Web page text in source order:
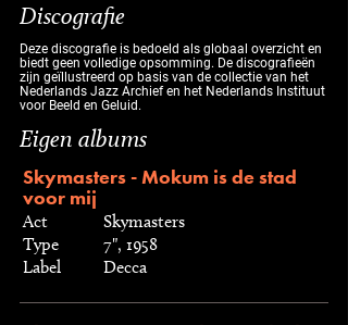
Discografie
Deze discografie is bedoeld als globaal overzicht en
biedt geen volledige opsomming. De discografieën
zijn geïllustreerd op basis van de collectie van het
Nederlands Jazz Archief en het Nederlands Instituut
voor Beeld en Geluid.
Eigen albums
Skymasters - Mokum is de stad
voor mij
Act
Skymasters
Type
7", 1958
Label
Decca